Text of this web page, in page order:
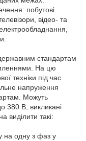
побутові
відео- та
стандартам
На цю
техніки під час
напруження
Можуть
380 В, викликані
виділити такі:
на одну з фаз у